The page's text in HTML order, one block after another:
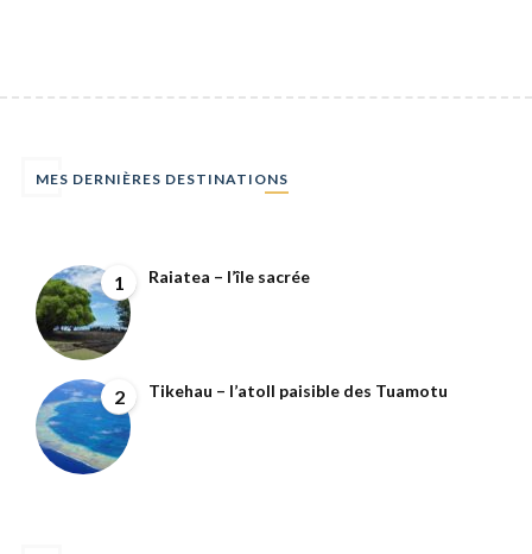
MES DERNIÈRES DESTINATIONS
1 Raiatea – l’île sacrée
2 Tikehau – l’atoll paisible des Tuamotu